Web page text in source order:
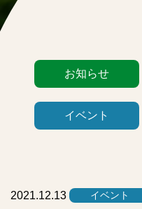
お知らせ
イベント
2021.12.13 イベント